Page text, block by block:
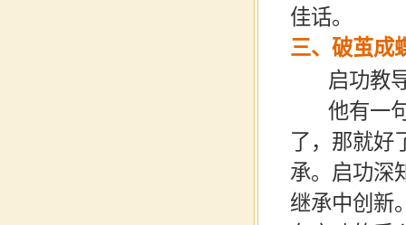
佳话。
三、破茧成
启功教导
他有一句
了，那就好
承。启功深
继承中创新